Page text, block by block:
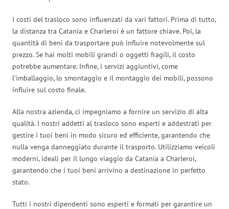
I costi del trasloco sono influenzati da vari fattori. Prima di tutto,
la distanza tra Catania e Charleroi è un fattore chiave. Poi, la
quantità di beni da trasportare può influire notevolmente sul
prezzo. Se hai molti mobili grandi o oggetti fragili, il costo
potrebbe aumentare. Infine, i servizi aggiuntivi, come
l’imballaggio, lo smontaggio e il montaggio dei mobili, possono
influire sul costo finale.
Alla nostra azienda, ci impegniamo a fornire un servizio di alta
qualità. I nostri addetti al trasloco sono esperti e addestrati per
gestire i tuoi beni in modo sicuro ed efficiente, garantendo che
nulla venga danneggiato durante il trasporto. Utilizziamo veicoli
moderni, ideali per il lungo viaggio da Catania a Charleroi,
garantendo che i tuoi beni arrivino a destinazione in perfetto
stato.
Tutti i nostri dipendenti sono esperti e formati per garantire un